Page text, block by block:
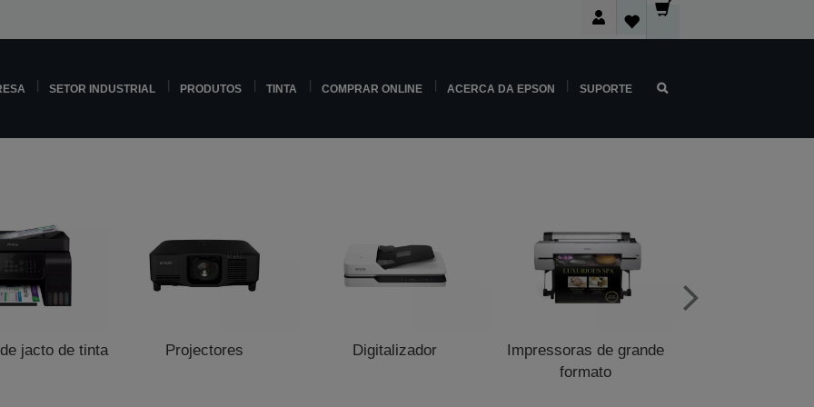
SETOR INDUSTRIAL PRODUTOS TINTA COMPRAR ONLINE ACERCA DA EPSON SUPORTE
jacto de tinta Projectores Digitalizador
Impressoras de grande
formato